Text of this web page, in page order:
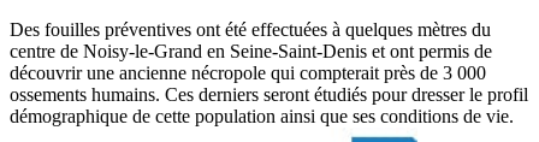
Des fouilles préventives ont été effectuées à quelques mètres du
centre de Noisy-le-Grand en Seine-Saint-Denis et ont permis de
découvrir une ancienne nécropole qui compterait près de 3 000
ossements humains. Ces derniers seront étudiés pour dresser le profil
démographique de cette population ainsi que ses conditions de vie.